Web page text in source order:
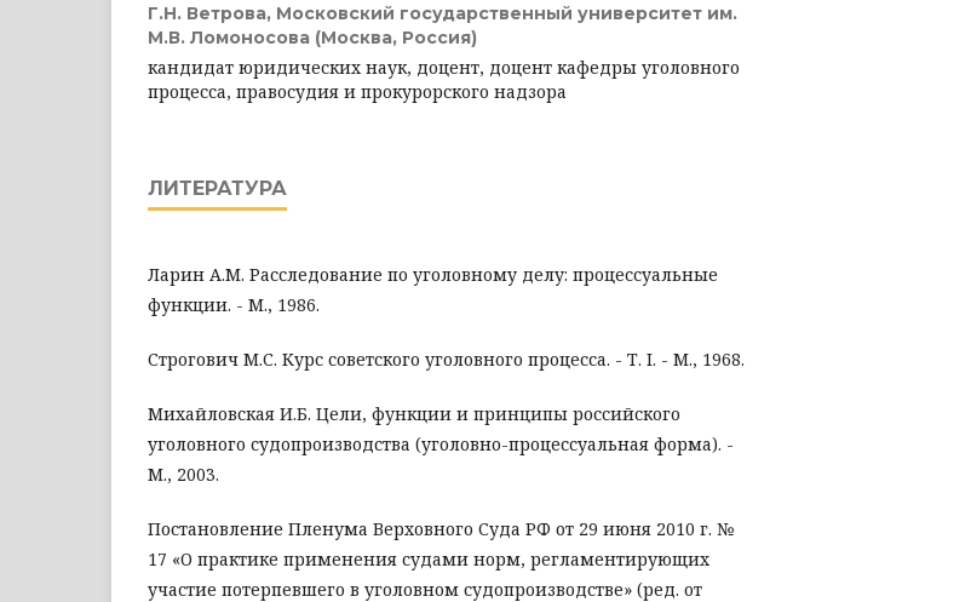
Г.Н. Ветрова, Московский государственный университет им.
М.В. Ломоносова (Москва, Россия)
кандидат юридических наук, доцент, доцент кафедры уголовного
процесса, правосудия и прокурорского надзора
ЛИТЕРАТУРА
Ларин А.М. Расследование по уголовному делу: процессуальные
функции. - М., 1986.
Строгович М.С. Курс советского уголовного процесса. - Т. I. - М., 1968.
Михайловская И.Б. Цели, функции и принципы российского
уголовного судопроизводства (уголовно-процессуальная форма). -
М., 2003.
Постановление Пленума Верховного Суда РФ от 29 июня 2010 г. №
17 «О практике применения судами норм, регламентирующих
участие потерпевшего в уголовном судопроизводстве» (ред. от